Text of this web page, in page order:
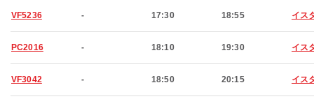
VF5236 - 17:30 18:55 イス
PC2016 - 18:10 19:30 イス
VF3042 - 18:50 20:15 イス